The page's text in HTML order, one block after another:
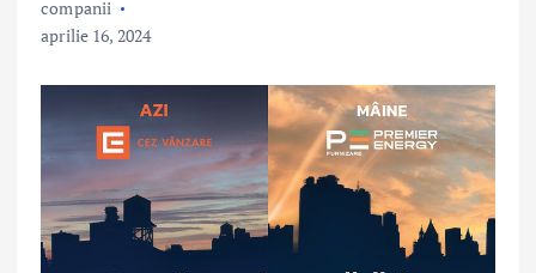
companii
aprilie 16, 2024